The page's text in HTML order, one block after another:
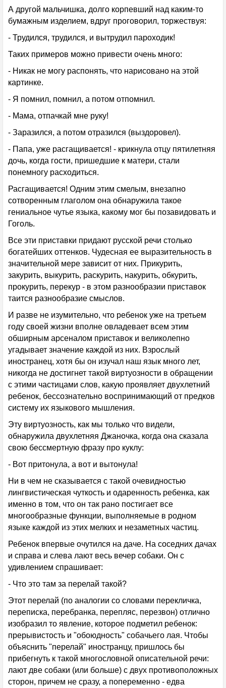
А другой мальчишка, долго корпевший над каким-то
бумажным изделием, вдруг проговорил, торжествуя:
- Трудился, трудился, и вытрудил пароходик!
Таких примеров можно привести очень много:
- Никак не могу распонять, что нарисовано на этой
картинке.
- Я помнил, помнил, а потом отпомнил.
- Мама, отпачкай мне руку!
- Заразился, а потом отразился (выздоровел).
- Папа, уже расгащивается! - крикнула отцу пятилетняя
дочь, когда гости, пришедшие к матери, стали
понемногу расходиться.
Расгащивается! Одним этим смелым, внезапно
сотворенным глаголом она обнаружила такое
гениальное чутье языка, какому мог бы позавидовать и
Гоголь.
Все эти приставки придают русской речи столько
богатейших оттенков. Чудесная ее выразительность в
значительной мере зависит от них. Прикурить,
закурить, выкурить, раскурить, накурить, обкурить,
прокурить, перекур - в этом разнообразии приставок
таится разнообразие смыслов.
И разве не изумительно, что ребенок уже на третьем
году своей жизни вполне овладевает всем этим
обширным арсеналом приставок и великолепно
угадывает значение каждой из них. Взрослый
иностранец, хотя бы он изучал наш язык много лет,
никогда не достигнет такой виртуозности в обращении
с этими частицами слов, какую проявляет двухлетний
ребенок, бессознательно воспринимающий от предков
систему их языкового мышления.
Эту виртуозность, как мы только что видели,
обнаружила двухлетняя Джаночка, когда она сказала
свою бессмертную фразу про куклу:
- Вот притонула, а вот и вытонула!
Ни в чем не сказывается с такой очевидностью
лингвистическая чуткость и одаренность ребенка, как
именно в том, что он так рано постигает все
многообразные функции, выполняемые в родном
языке каждой из этих мелких и незаметных частиц.
Ребенок впервые очутился на даче. На соседних дачах
и справа и слева лают весь вечер собаки. Он с
удивлением спрашивает:
- Что это там за перелай такой?
Этот перелай (по аналогии со словами перекличка,
переписка, перебранка, перепляс, перезвон) отлично
изобразил то явление, которое подметил ребенок:
прерывистость и "обоюдность" собачьего лая. Чтобы
объяснить "перелай" иностранцу, пришлось бы
прибегнуть к такой многословной описательной речи:
лают две собаки (или больше) с двух противоположных
сторон, причем не сразу, а попеременно - едва